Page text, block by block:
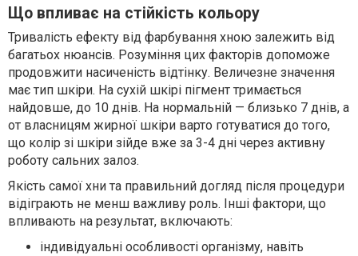
Що впливає на стійкість кольору
Тривалість ефекту від фарбування хною залежить від
багатьох нюансів. Розуміння цих факторів допоможе
продовжити насиченість відтінку. Величезне значення
має тип шкіри. На сухій шкірі пігмент тримається
найдовше, до 10 днів. На нормальній — близько 7 днів, а
от власницям жирної шкіри варто готуватися до того,
що колір зі шкіри зійде вже за 3-4 дні через активну
роботу сальних залоз.
Якість самої хни та правильний догляд після процедури
відіграють не менш важливу роль. Інші фактори, що
впливають на результат, включають:
індивідуальні особливості організму, навіть